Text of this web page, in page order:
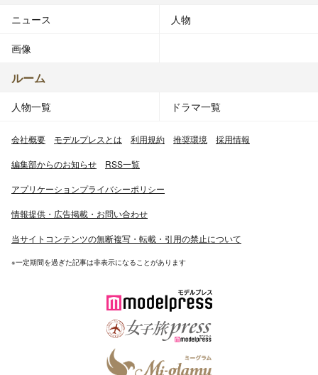
ニュース 人物
画像
ルーム
人物一覧 ドラマ一覧
会社概要 モデルプレスとは 利用規約 推奨環境 採用情報
編集部からのお知らせ RSS一覧
アプリケーションプライバシーポリシー
情報提供・広告掲載・お問い合わせ
当サイトコンテンツの無断複写・転載・引用の禁止について
※一定期間を過ぎた記事は非表示になることがあります